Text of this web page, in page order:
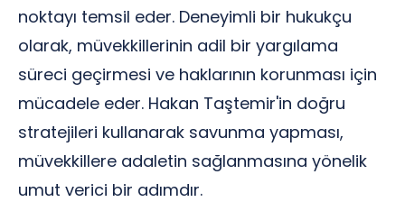
noktayı temsil eder. Deneyimli bir hukukçu
olarak, müvekkillerinin adil bir yargılama
süreci geçirmesi ve haklarının korunması için
mücadele eder. Hakan Taştemir'in doğru
stratejileri kullanarak savunma yapması,
müvekkillere adaletin sağlanmasına yönelik
umut verici bir adımdır.